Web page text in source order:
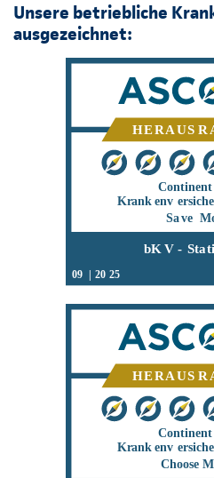
Unsere betriebliche
ausgezeichnet: